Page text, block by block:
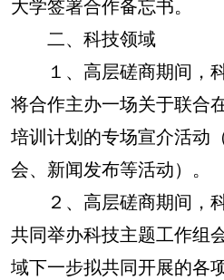
二、科技领域
１、高层磋商期间，
将合作主办一场关于联合
培训计划的专场宣介活动
会、新闻发布等活动）。
２、高层磋商期间，
共同举办科技主题工作组
域下一步拟共同开展的各